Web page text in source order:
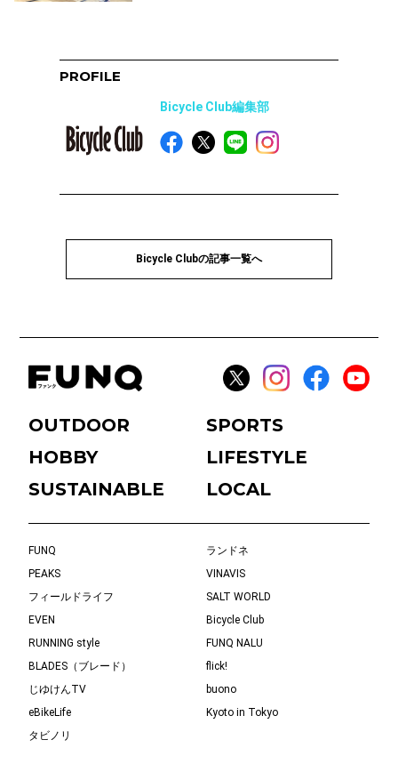
PROFILE
Bicycle Club編集部
Bicycle Clubの記事一覧へ
OUTDOOR
SPORTS
HOBBY
LIFESTYLE
SUSTAINABLE
LOCAL
FUNQ
ランドネ
PEAKS
VINAVIS
フィールドライフ
SALT WORLD
EVEN
Bicycle Club
RUNNING style
FUNQ NALU
BLADES（ブレード）
flick!
じゆけんTV
buono
eBikeLife
Kyoto in Tokyo
タビノリ